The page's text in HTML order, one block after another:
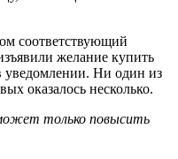
соответствующий
желание купить
уведомлении. Ни один из
оказалось несколько.
только повысить